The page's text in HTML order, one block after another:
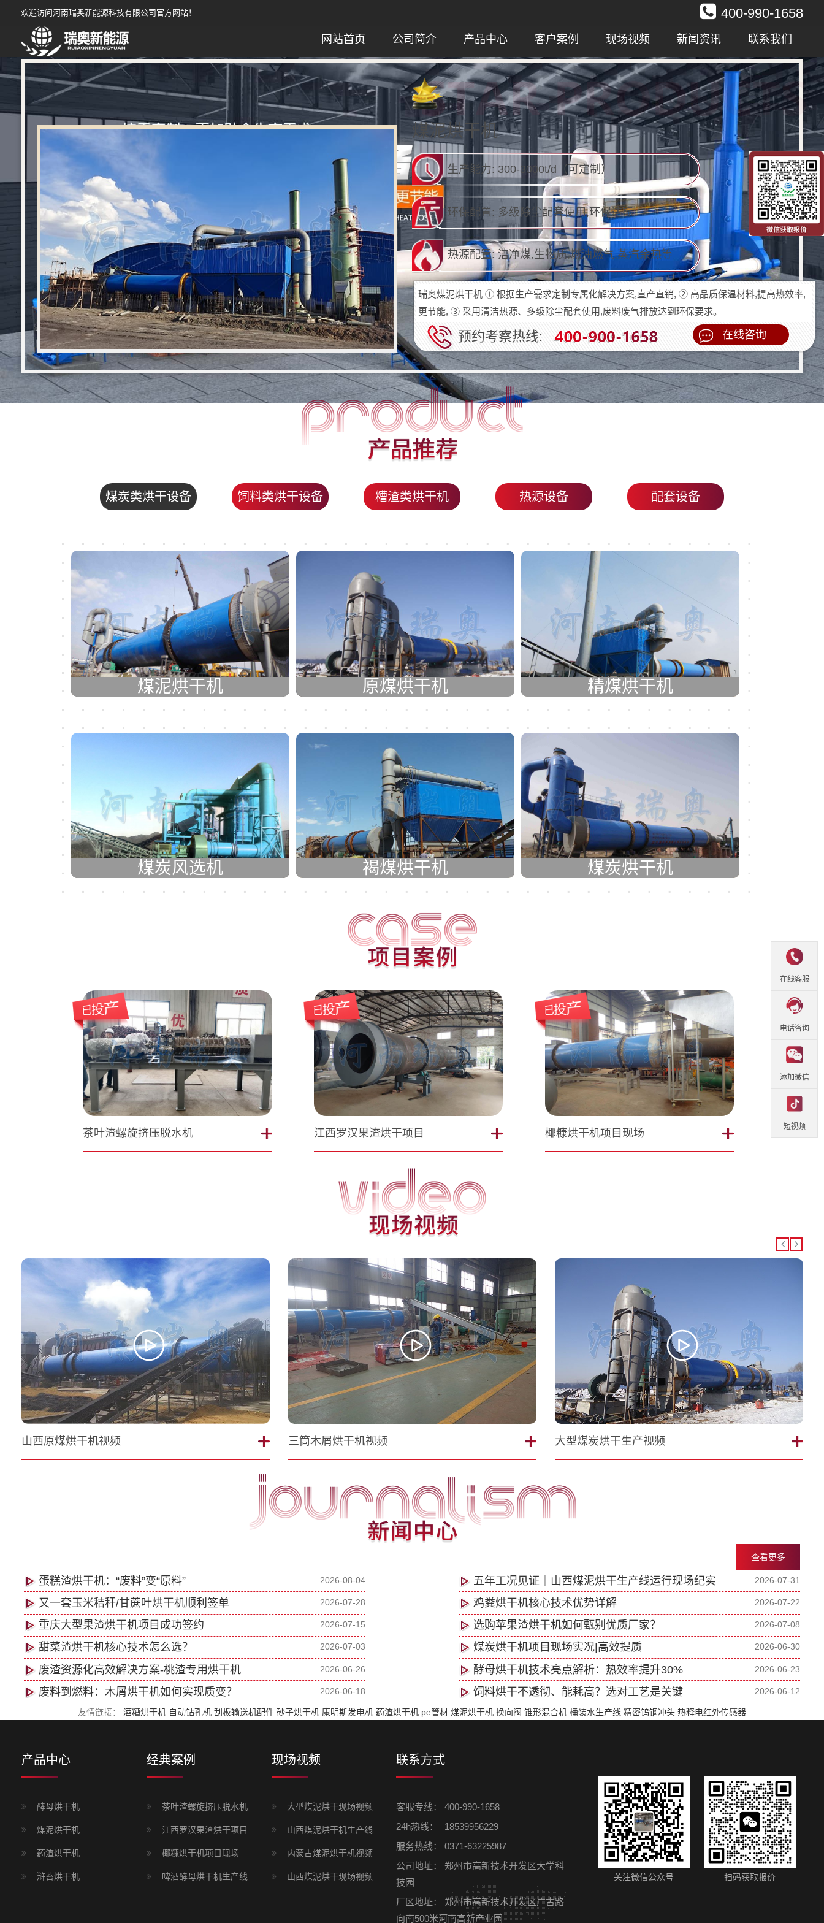
欢迎访问河南瑞奥新能源科技有限公司官方网站！ 400-990-1658
网站首页 公司简介 产品中心 客户案例 现场视频 新闻资讯 联系我们
煤泥烘干机
生产能力: 300-3000t/d（可定制）
环保配置: 多级除尘配套使用,环保达标
热源配置: 洁净煤,生物质,燃油燃气,蒸汽余热等
瑞奥煤泥烘干机 ① 根据生产需求定制专属化解决方案,直产直销, ② 高品质保温材料,提高热效率,
更节能, ③ 采用清洁热源、多级除尘配套使用,废料废气排放达到环保要求。
预约考察热线: 在线咨询
煤炭类烘干设备 饲料类烘干设备 糟渣类烘干机 热源设备 配套设备
煤泥烘干机 原煤烘干机 精煤烘干机
煤炭风选机 褐煤烘干机 煤炭烘干机
茶叶渣螺旋挤压脱水机 江西罗汉果渣烘干项目 椰糠烘干机项目现场
山西原煤烘干机视频 三筒木屑烘干机视频 大型煤炭烘干生产视频
查看更多
蛋糕渣烘干机：“废料”变“原料” 2026-08-04 五年工况见证｜山西煤泥烘干生产线运行现场纪实 2026-07-31
又一套玉米秸秆/甘蔗叶烘干机顺利签单 2026-07-28 鸡粪烘干机核心技术优势详解 2026-07-22
重庆大型果渣烘干机项目成功签约 2026-07-15 选购苹果渣烘干机如何甄别优质厂家？ 2026-07-08
甜菜渣烘干机核心技术怎么选？ 2026-07-03 煤炭烘干机项目现场实况|高效提质 2026-06-30
废渣资源化高效解决方案-桃渣专用烘干机 2026-06-26 酵母烘干机技术亮点解析：热效率提升30% 2026-06-23
废料到燃料：木屑烘干机如何实现质变？ 2026-06-18 饲料烘干不透彻、能耗高？选对工艺是关键 2026-06-12
友情链接： 酒糟烘干机 自动钻孔机 刮板输送机配件 砂子烘干机 康明斯发电机 药渣烘干机 pe管材 煤泥烘干机 换向阀 锥形混合机 桶装水生产线 精密钨钢冲头 热释电红外传感器
产品中心
酵母烘干机
煤泥烘干机
药渣烘干机
浒苔烘干机
经典案例
茶叶渣螺旋挤压脱水机
江西罗汉果渣烘干项目
椰糠烘干机项目现场
啤酒酵母烘干机生产线
现场视频
大型煤泥烘干现场视频
山西煤泥烘干机生产线
内蒙古煤泥烘干机视频
山西煤泥烘干现场视频
联系方式
客服专线：
400-990-1658
24h热线：
18539956229
服务热线：
0371-63225987
公司地址：
郑州市高新技术开发区大学科
技园
厂区地址：
郑州市高新技术开发区广古路
向南500米河南高新产业园
扫码获取报价
关注微信公众号
在线客服
电话咨询
添加微信
短视频